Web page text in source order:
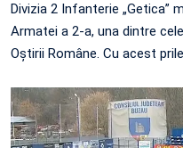
Divizia 2 Infanterie „Getica”
Armatei a 2-a, una dintre
Oștirii Române. Cu acest